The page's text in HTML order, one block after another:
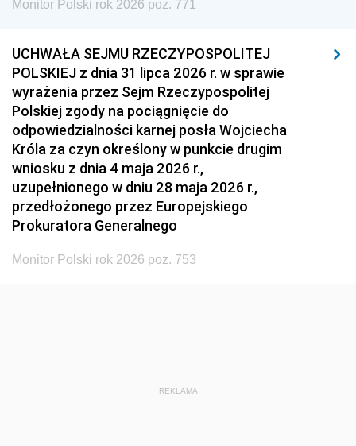
1951 1950
1939 1938 1937
1936 1930
Monitor Polski rok 2026 poz. 771
UCHWAŁA SEJMU RZECZYPOSPOLITEJ
POLSKIEJ z dnia 31 lipca 2026 r. w sprawie
wyrażenia przez Sejm Rzeczypospolitej
Polskiej zgody na pociągnięcie do
odpowiedzialności karnej posła Wojciecha
Króla za czyn określony w punkcie drugim
wniosku z dnia 4 maja 2026 r.,
uzupełnionego w dniu 28 maja 2026 r.,
przedłożonego przez Europejskiego
Prokuratora Generalnego
Monitor Polski rok 2026 poz. 753
REKLAMA